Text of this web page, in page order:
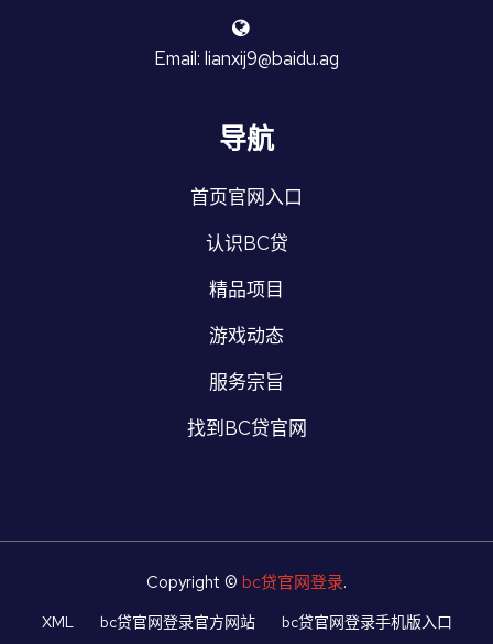
Email: lianxij9@baidu.ag
导航
首页官网入口
认识BC贷
精品项目
游戏动态
服务宗旨
找到BC贷官网
Copyright © bc贷官网登录.
XML bc贷官网登录官方网站
bc贷官网登录手机版入口